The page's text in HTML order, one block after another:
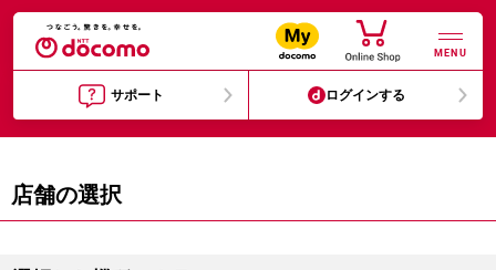
MENU
サポート ログインする
店舗の選択